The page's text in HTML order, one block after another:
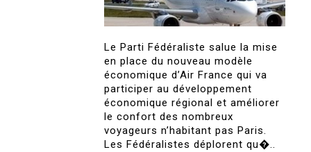
Le Parti Fédéraliste salue la mise
en place du nouveau modèle
économique d’Air France qui va
participer au développement
économique régional et améliorer
le confort des nombreux
voyageurs n’habitant pas Paris.
Les Fédéralistes déplorent qu�..